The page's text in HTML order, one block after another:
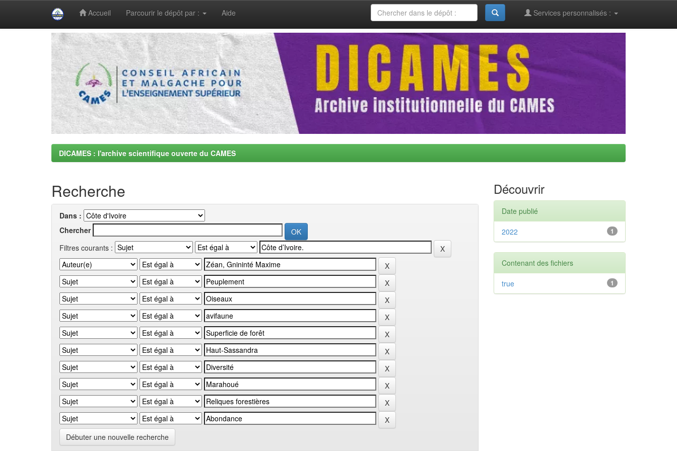
Accueil Parcourir le dépôt par : Aide Services personnalisés :
DICAMES : l'archive scientifique ouverte du CAMES
Recherche
Dans :
Chercher
Filtres courants :
Débuter une nouvelle recherche
Découvrir
Date publié
1
2022
Contenant des fichiers
1
true